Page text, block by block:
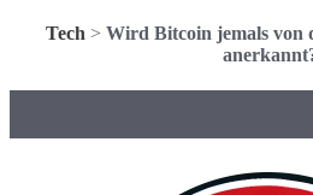
Tech > Wird Bitcoin jemals von